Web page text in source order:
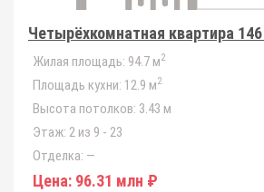
Четырёхкомнатная квартира
Жилая площадь: 94.7 м2
Площадь кухни: 12.9 м2
Высота потолков: 3.43 м
Этаж: 2 из 9 - 23
Отделка: —
Цена: 96.31 млн ₽